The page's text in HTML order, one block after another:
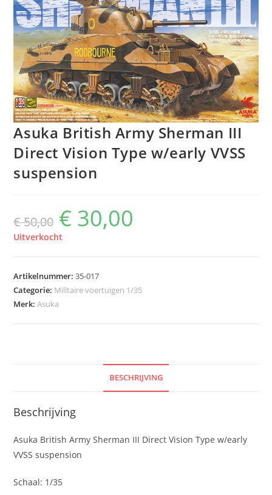
Asuka British Army Sherman III
Direct Vision Type w/early VVSS
suspension
€50,00
Oorspronkelijke
prijs
was:
€ 50,00.
€ 30,00
Uitverkocht
Artikelnummer:35-017
Categorie: Militaire voertuigen 1/35
Merk:Asuka
BESCHRIJVING
Beschrijving
Asuka British Army Sherman III Direct Vision Type w/early
VVSS suspension
Schaal: 1/35